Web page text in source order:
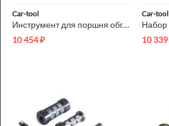
Car-tool
Инструмент для поршня обгонной муфты CD4E Car-Tool CT-R031
10 454₽
Car-tool
10 339